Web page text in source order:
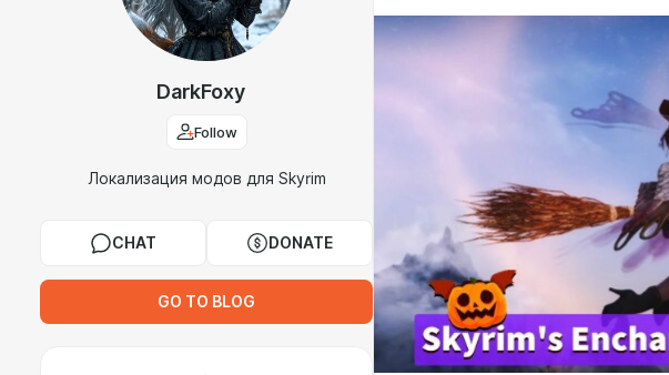
DarkFoxy
Follow
Локализация модов для Skyrim
CHAT DONATE
GO TO BLOG